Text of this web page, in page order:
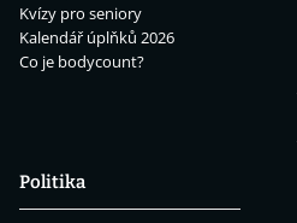
Kvízy pro seniory
Kalendář úplňků 2026
Co je bodycount?
Politika